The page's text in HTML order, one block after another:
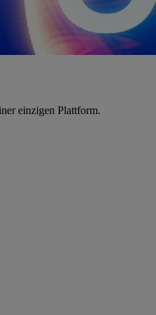
einzigen Plattform.